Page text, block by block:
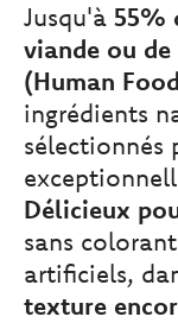
Jusqu'à 55%
viande ou
(Human
ingrédients
sélectionnés
Délicieux
sans
artificiels,
texture